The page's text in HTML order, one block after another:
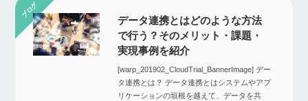
データ連携とはどのような方法
で行う？そのメリット・課題・
実現事例を紹介
[warp_201902_CloudTrial_BannerImage] デー
タ連携とは？ データ連携とはシステムやアプ
リケーションの垣根を越えて、データを共